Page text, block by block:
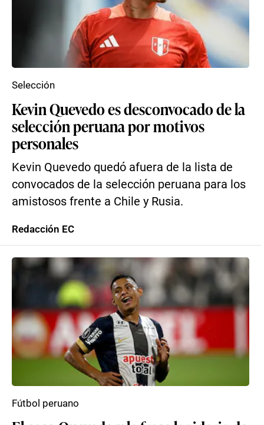
Kevin Quevedo es desconvocado de la
selección peruana por motivos
personales
Kevin Quevedo quedó afuera de la lista de
convocados de la selección peruana para los
amistosos frente a Chile y Rusia.
Selección
Redacción EC
Fútbol peruano